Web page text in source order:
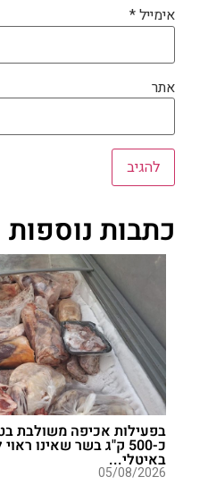
אימייל*
אתר
כתבות נוספות
בפעילות אכיפה משולבת
כ-500 ק"ג בשר שאינו
באיטלי...
05/08/2026